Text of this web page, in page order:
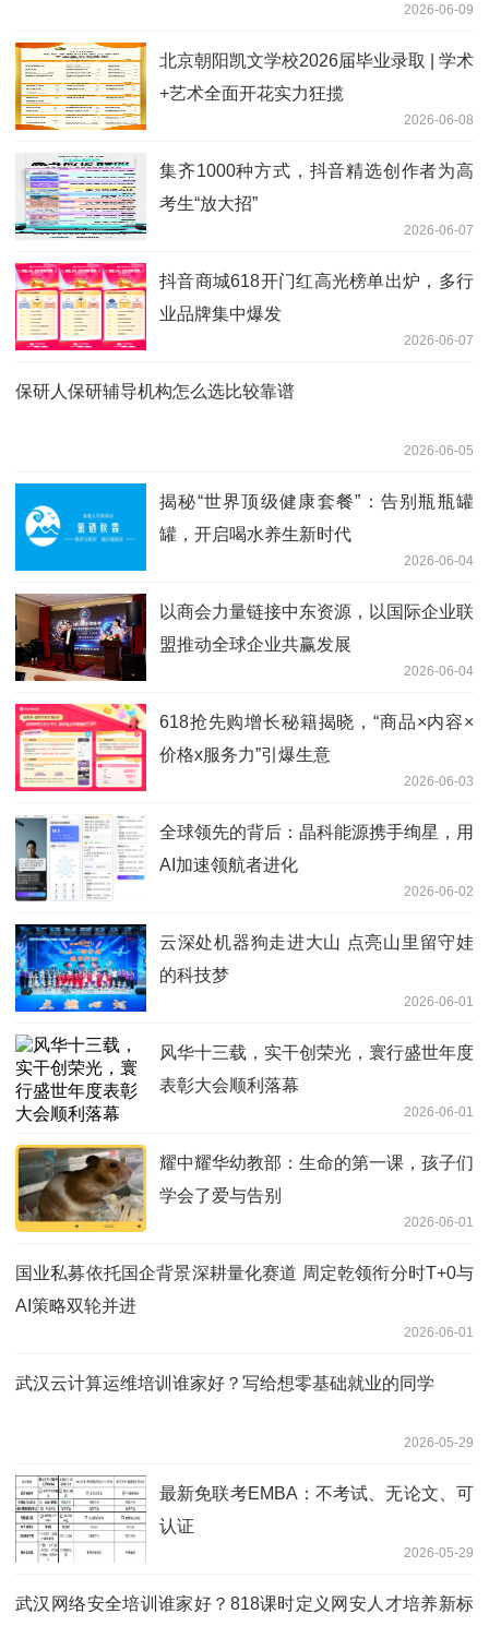
2026-06-09
北京朝阳凯文学校2026届毕业录取 | 学术
+艺术全面开花实力狂揽
2026-06-08
集齐1000种方式，抖音精选创作者为高
考生“放大招”
2026-06-07
抖音商城618开门红高光榜单出炉，多行
业品牌集中爆发
2026-06-07
保研人保研辅导机构怎么选比较靠谱
2026-06-05
揭秘“世界顶级健康套餐”：告别瓶瓶罐
罐，开启喝水养生新时代
2026-06-04
以商会力量链接中东资源，以国际企业联
盟推动全球企业共赢发展
2026-06-04
618抢先购增长秘籍揭晓，“商品×内容×
价格x服务力”引爆生意
2026-06-03
全球领先的背后：晶科能源携手绚星，用
AI加速领航者进化
2026-06-02
云深处机器狗走进大山 点亮山里留守娃
的科技梦
2026-06-01
风华十三载，实干创荣光，寰行盛世年度
表彰大会顺利落幕
2026-06-01
耀中耀华幼教部：生命的第一课，孩子们
学会了爱与告别
2026-06-01
国业私募依托国企背景深耕量化赛道 周定乾领衔分时T+0与
AI策略双轮并进
2026-06-01
武汉云计算运维培训谁家好？写给想零基础就业的同学
2026-05-29
最新免联考EMBA：不考试、无论文、可
认证
2026-05-29
武汉网络安全培训谁家好？818课时定义网安人才培养新标